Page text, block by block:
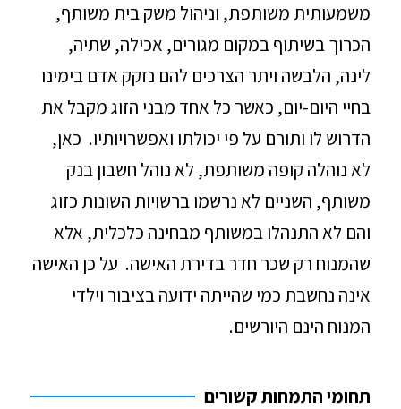
משמעותית משותפת, וניהול משק בית משותף,
הכרוך בשיתוף במקום מגורים, אכילה, שתיה,
לינה, הלבשה ויתר הצרכים להם נזקק אדם בימינו
בחיי היום-יום, כאשר כל אחד מבני הזוג מקבל את
הדרוש לו ותורם על פי יכולתו ואפשרויותיו. כאן,
לא נוהלה קופה משותפת, לא נוהל חשבון בנק
משותף, השניים לא נרשמו ברשויות השונות כזוג
והם לא התנהלו במשותף מבחינה כלכלית, אלא
שהמנוח רק שכר חדר בדירת האישה. על כן האישה
אינה נחשבת כמי שהייתה ידועה בציבור וילדי
המנוח הינם היורשים.
תחומי התמחות קשורים